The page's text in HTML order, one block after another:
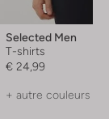
Selected Men
T-shirts
€ 24,99
+ autre couleurs